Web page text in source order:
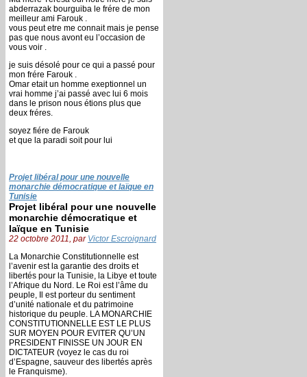
abderrazak bourguiba le frére de mon
meilleur ami Farouk .
vous peut etre me connait mais je pense
pas que nous avont eu l’occasion de
vous voir .
je suis désolé pour ce qui a passé pour
mon frére Farouk .
Omar etait un homme exeptionnel un
vrai homme j’ai passé avec lui 6 mois
dans le prison nous étions plus que
deux fréres.
soyez fiére de Farouk
et que la paradi soit pour lui
Projet libéral pour une nouvelle
monarchie démocratique et laïque en
Tunisie
Projet libéral pour une nouvelle
monarchie démocratique et
laïque en Tunisie
22 octobre 2011, par Victor Escroignard
La Monarchie Constitutionnelle est
l’avenir est la garantie des droits et
libertés pour la Tunisie, la Libye et toute
l’Afrique du Nord. Le Roi est l’âme du
peuple, Il est porteur du sentiment
d’unité nationale et du patrimoine
historique du peuple. LA MONARCHIE
CONSTITUTIONNELLE EST LE PLUS
SUR MOYEN POUR EVITER QU’UN
PRESIDENT FINISSE UN JOUR EN
DICTATEUR (voyez le cas du roi
d’Espagne, sauveur des libertés après
le Franquisme).